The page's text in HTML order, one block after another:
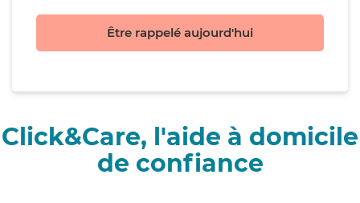
Être rappelé aujourd'hui
Click&Care, l'aide à domicile
de confiance